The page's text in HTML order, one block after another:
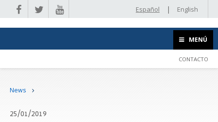
Español | English
MENÚ
CONTACTO
News
25/01/2019